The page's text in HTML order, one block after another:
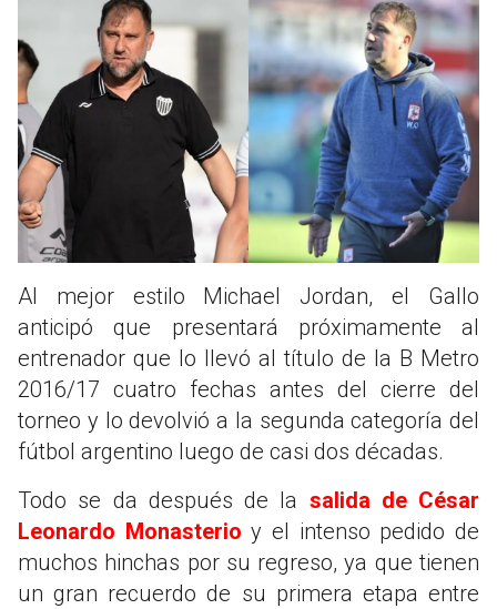
Al mejor estilo Michael Jordan, el Gallo
anticipó que presentará próximamente al
entrenador que lo llevó al título de la B Metro
2016/17 cuatro fechas antes del cierre del
torneo y lo devolvió a la segunda categoría del
fútbol argentino luego de casi dos décadas.
Todo se da después de la salida de César
Leonardo Monasterio y el intenso pedido de
muchos hinchas por su regreso, ya que tienen
un gran recuerdo de su primera etapa entre